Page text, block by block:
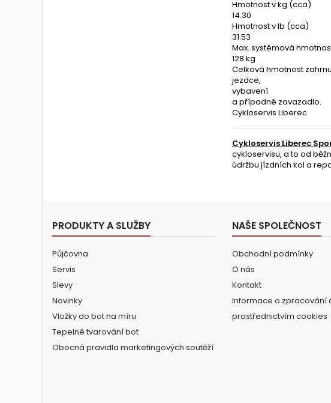
Hmotnost v kg (cca)
14.30
Hmotnost v lb (cca)
31.53
Max. systémová
128 kg
Celková hmotnost
jezdce,
vybavení
a případné zavazadlo.
Cykloservis Liberec
Cykloservis Liberec
cykloservisu, a to od
údržbu jízdních kol a
PRODUKTY A SLUŽBY
Půjčovna
Servis
Slevy
Novinky
Vložky do bot na míru
Tepelné tvarování bot
Obecná pravidla marketingových soutěží
NAŠE SPOLEČNOST
Obchodní podmínky
O nás
Kontakt
Informace o zpracování
prostřednictvím cookies